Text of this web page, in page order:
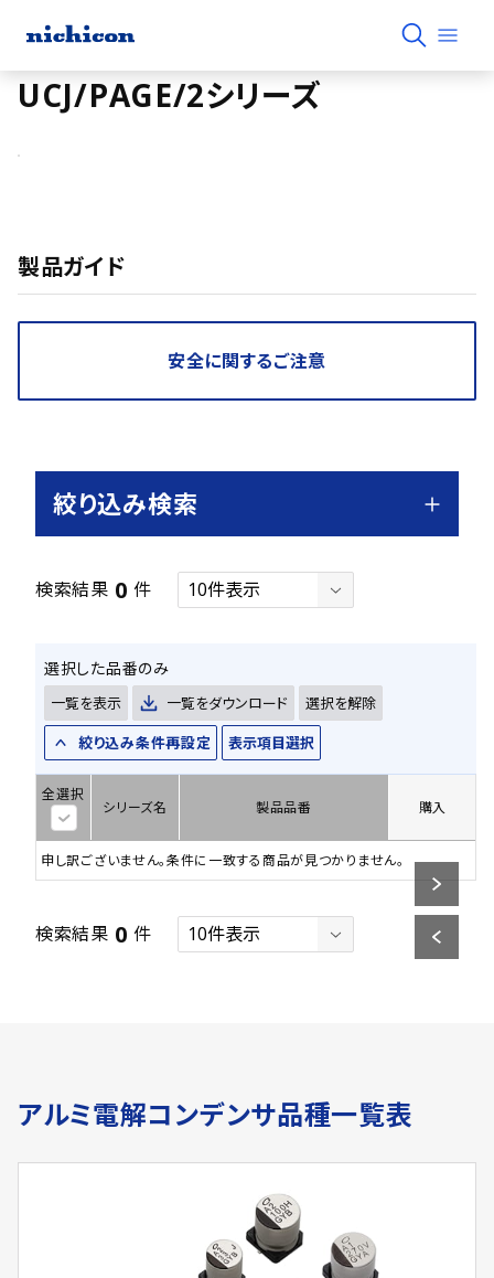
UCJ/PAGE/2シリーズ
製品ガイド
安全に関するご注意
絞り込み検索
検索結果 0 件
選択した品番のみ
一覧を表示 一覧をダウンロード
選択を解除
絞り込み条件再設定
表示項目選択
全選択
シリーズ名 製品品番 購入
申し訳ございません。条件に一致する商品が見つかりません。
検索結果 0 件
アルミ電解コンデンサ品種一覧表